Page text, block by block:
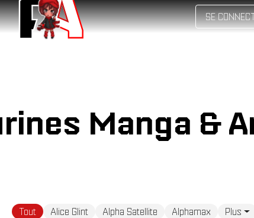
SE
Manga &
Tout Alice Glint Alpha Satellite Alphamax Plus